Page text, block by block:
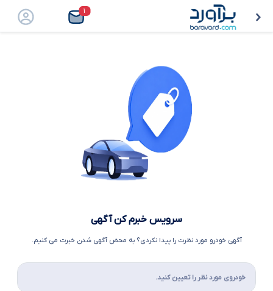
سرویس خبرم کن آگهی
آگهی خودرو مورد نظرت را پیدا نکردی؟ به محض آگهی شدن خبرت می کنیم.